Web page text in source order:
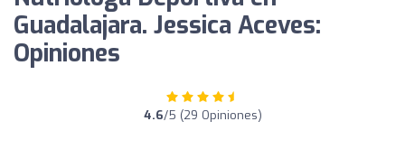
Guadalajara. Jessica Aceves:
Opiniones
4.6/5 (29 Opiniones)